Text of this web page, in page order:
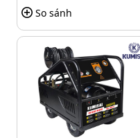
Pin của máy rửa xe
Dung lượng pin
động liên tục trong
công việc rửa dọn mà
giữa chừng. Sự tiện lợi
bạn không còn phụ
So sánh